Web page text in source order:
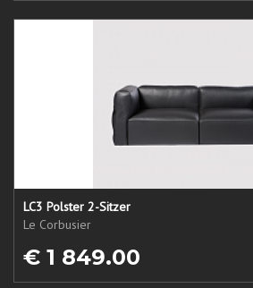
LC3 Polster 2-Sitzer
Le Corbusier
€ 1 849.00